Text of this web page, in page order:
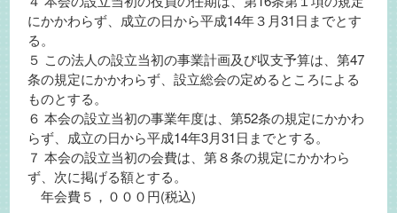
にかかわらず、成立の日から平成14年３月31日までとす
る。
５ この法人の設立当初の事業計画及び収支予算は、第47
条の規定にかかわらず、設立総会の定めるところによる
ものとする。
６ 本会の設立当初の事業年度は、第52条の規定にかかわ
らず、成立の日から平成14年3月31日までとする。
７ 本会の設立当初の会費は、第８条の規定にかかわら
ず、次に掲げる額とする。
年会費５，０００円(税込)